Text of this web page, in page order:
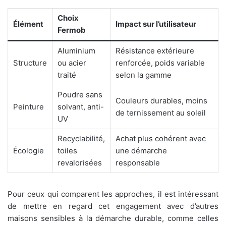
Élément
Choix
Fermob
Impact sur l’utilisateur
Structure
Aluminium
ou acier
traité
Résistance extérieure
renforcée, poids variable
selon la gamme
Peinture
Poudre sans
solvant, anti-
UV
Couleurs durables, moins
de ternissement au soleil
Écologie
Recyclabilité,
toiles
revalorisées
Achat plus cohérent avec
une démarche
responsable
Pour ceux qui comparent les approches, il est intéressant
de mettre en regard cet engagement avec d’autres
maisons sensibles à la démarche durable, comme celles